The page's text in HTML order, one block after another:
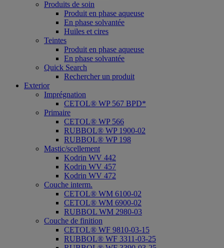
Produits de soin
Produit en phase aqueuse
En phase solvantée
Huiles et cires
Teintes
Produit en phase aqueuse
En phase solvantée
Quick Search
Rechercher un produit
Exterior
Imprégnation
CETOL® WP 567 BPD*
Primaire
CETOL® WP 566
RUBBOL® WP 1900-02
RUBBOL® WP 198
Mastic/scellement
Kodrin WV 442
Kodrin WV 457
Kodrin WV 472
Couche interm.
CETOL® WM 6100-02
CETOL® WM 6900-02
RUBBOL WM 2980-03
Couche de finition
CETOL® WF 9810-03-15
RUBBOL® WF 3311-03-25